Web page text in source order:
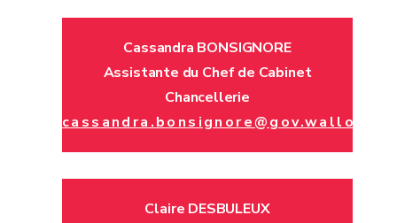
Cassandra BONSIGNORE
Assistante du Chef de Cabinet
Chancellerie
Claire DESBULEUX